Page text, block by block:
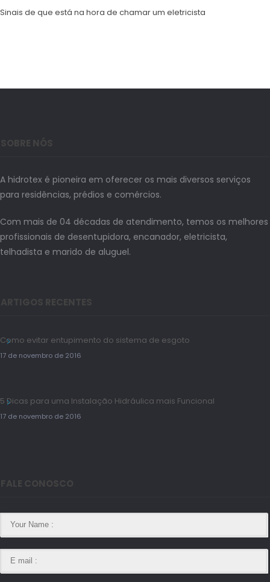
Sinais de que está na hora de chamar um eletricista
A hidrotex é pioneira em oferecer os mais diversos serviços
para residências, prédios e comércios.
Com mais de 04 décadas de atendimento, temos os melhores
profissionais de desentupidora, encanador, eletricista,
telhadista e marido de aluguel.
Como evitar entupimento do sistema de esgoto
17 de novembro de 2016
5 Dicas para uma Instalação Hidráulica mais Funcional
17 de novembro de 2016